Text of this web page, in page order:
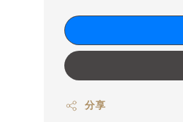
分享